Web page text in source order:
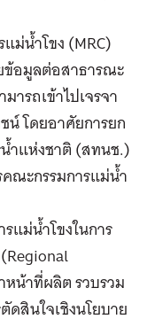
ม่น้ำโขง (MRC)
ข้อมูลต่อสาธารณะ
ารถเข้าไปเจรจา
น์ โดยอาศัยการยก
ำแห่งชาติ (สทนช.)
ณะกรรมการแม่น้ำ
แม่น้ำโขงในการ
น้าที่ผลิต รวบรวม
ดสินใจเชิงนโยบาย